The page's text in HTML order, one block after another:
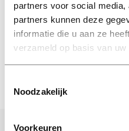
partners voor social
partners kunnen deze
informatie die u aan ze
verzameld op basis van
Noodzakelijk
Voorkeuren
Law
aan
27